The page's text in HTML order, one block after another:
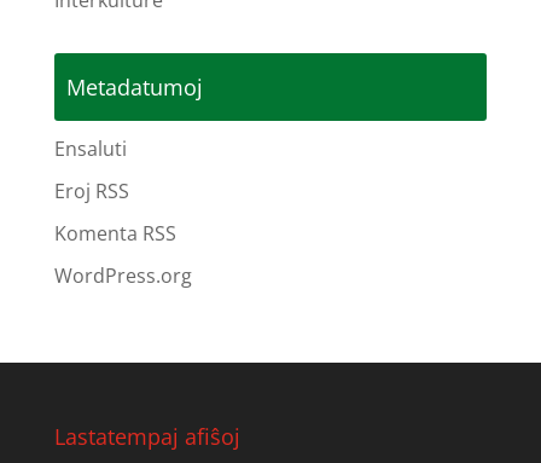
Metadatumoj
Ensaluti
Eroj RSS
Komenta RSS
WordPress.org
Lastatempaj afiŝoj